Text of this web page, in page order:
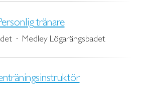
tränare
· Medley Lögarängsbadet